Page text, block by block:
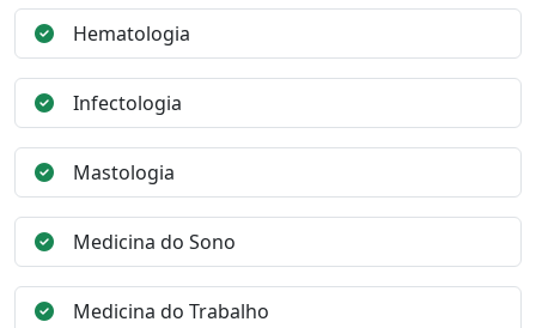
Hematologia
Infectologia
Mastologia
Medicina do Sono
Medicina do Trabalho